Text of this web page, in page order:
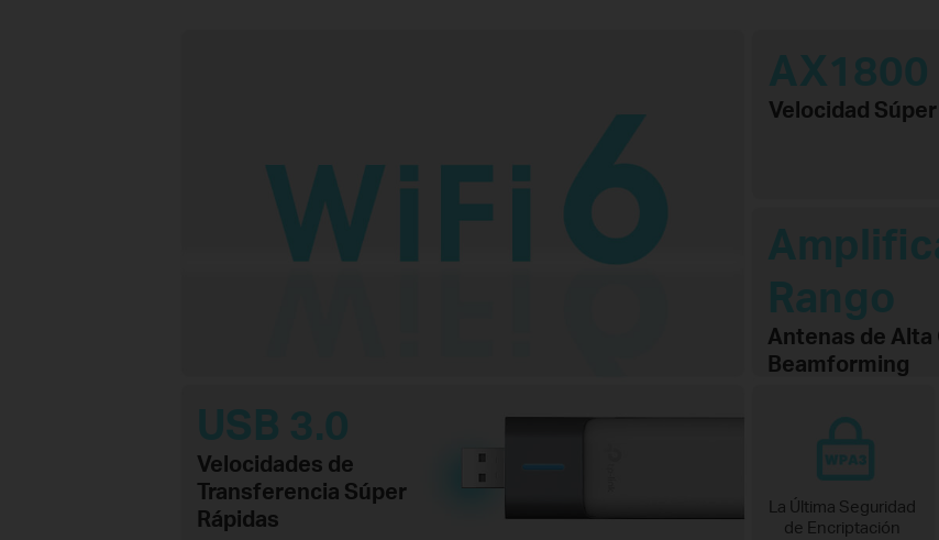
AX1800
Velocidad
Rango
Antenas de Alta
Beamforming
USB 3.0
Velocidades de
Transferencia Súper
Rápidas
La Última Seguridad
de Encriptación